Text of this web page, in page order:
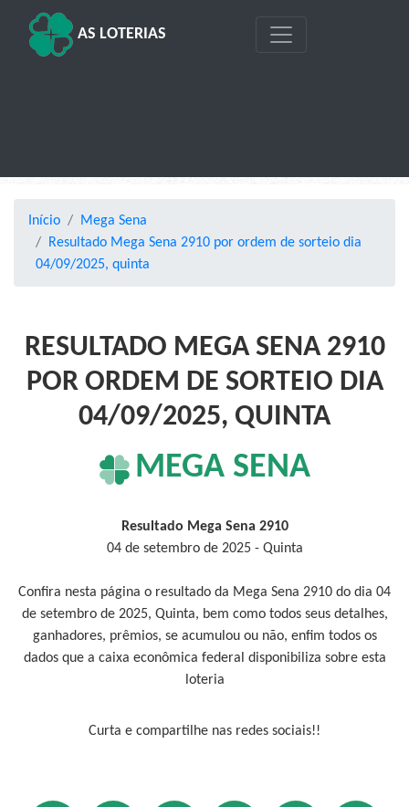
AS LOTERIAS
Início
Mega Sena
Resultado Mega Sena 2910 por ordem de sorteio dia
04/09/2025, quinta
RESULTADO MEGA SENA 2910
POR ORDEM DE SORTEIO DIA
04/09/2025, QUINTA
MEGA SENA
Resultado Mega Sena 2910
04 de setembro de 2025 - Quinta
Confira nesta página o resultado da Mega Sena 2910 do dia 04
de setembro de 2025, Quinta, bem como todos seus detalhes,
ganhadores, prêmios, se acumulou ou não, enfim todos os
dados que a caixa econômica federal disponibiliza sobre esta
loteria
Curta e compartilhe nas redes sociais!!